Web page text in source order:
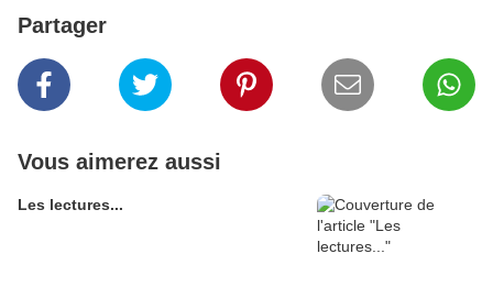
Partager
Vous aimerez aussi
Les lectures...